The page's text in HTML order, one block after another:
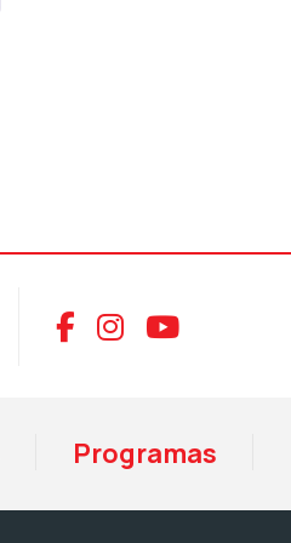
Aceder ao
Aceder ao
Aceder
Programas